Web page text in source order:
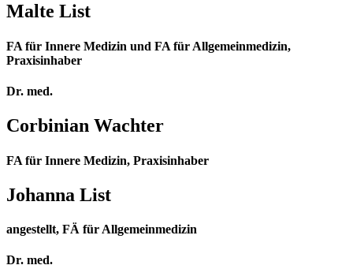
Malte List
FA für Innere Medizin und FA für Allgemeinmedizin,
Praxisinhaber
Dr. med.
Corbinian Wachter
FA für Innere Medizin, Praxisinhaber
Johanna List
angestellt, FÄ für Allgemeinmedizin
Dr. med.